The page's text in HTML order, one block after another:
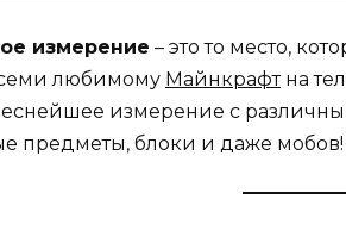
измерение – это то место,
любимому Майнкрафтна
измерение с
предметы, блоки и даже мобов!